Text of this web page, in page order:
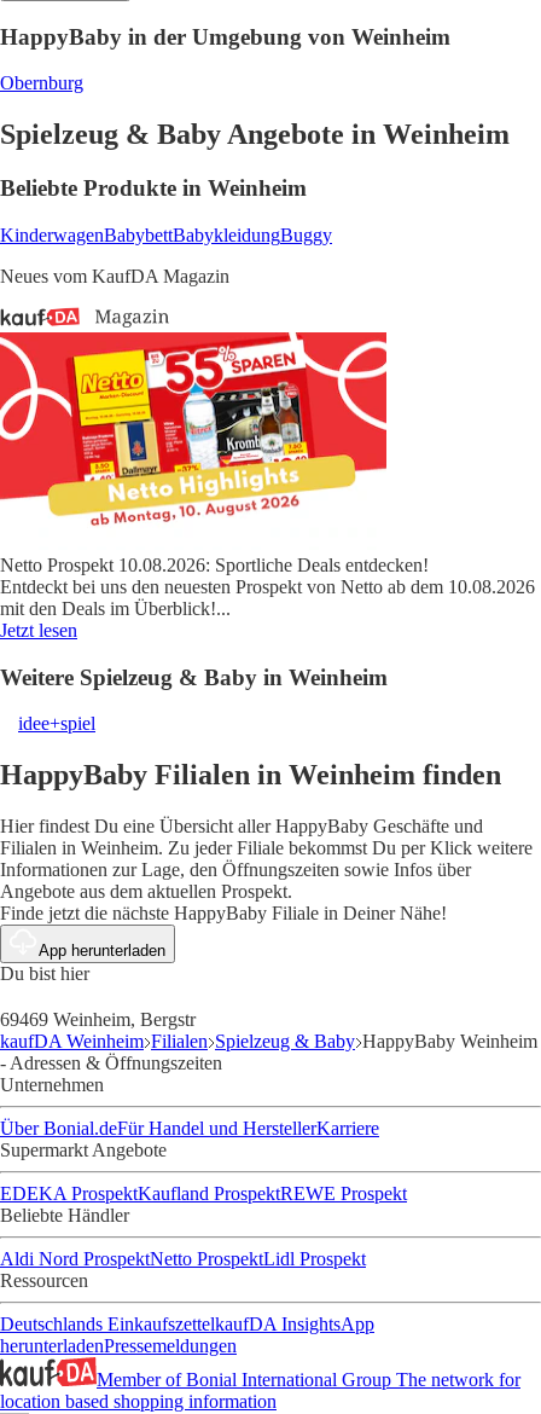
HappyBaby in der Umgebung von Weinheim
Obernburg
Spielzeug & Baby Angebote in Weinheim
Beliebte Produkte in Weinheim
KinderwagenBabybettBabykleidungBuggy
Neues vom KaufDA Magazin
Netto Prospekt 10.08.2026: Sportliche Deals entdecken!
Entdeckt bei uns den neuesten Prospekt von Netto ab dem 10.08.2026
mit den Deals im Überblick!...
Jetzt lesen
Weitere Spielzeug & Baby in Weinheim
idee+spiel
HappyBaby Filialen in Weinheim finden
Hier findest Du eine Übersicht aller HappyBaby Geschäfte und
Filialen in Weinheim. Zu jeder Filiale bekommst Du per Klick weitere
Informationen zur Lage, den Öffnungszeiten sowie Infos über
Angebote aus dem aktuellen Prospekt.
Finde jetzt die nächste HappyBaby Filiale in Deiner Nähe!
App herunterladen
Du bist hier
69469 Weinheim, Bergstr
kaufDA Weinheim Filialen Spielzeug & Baby HappyBaby Weinheim
- Adressen & Öffnungszeiten
Unternehmen
Über Bonial.deFür Handel und HerstellerKarriere
Supermarkt Angebote
EDEKA ProspektKaufland ProspektREWE Prospekt
Beliebte Händler
Aldi Nord ProspektNetto ProspektLidl Prospekt
Ressourcen
Deutschlands EinkaufszettelkaufDA InsightsApp
herunterladenPressemeldungen
Member of Bonial International Group The network for
location based shopping information